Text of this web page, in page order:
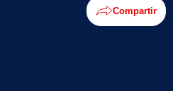
Compartir